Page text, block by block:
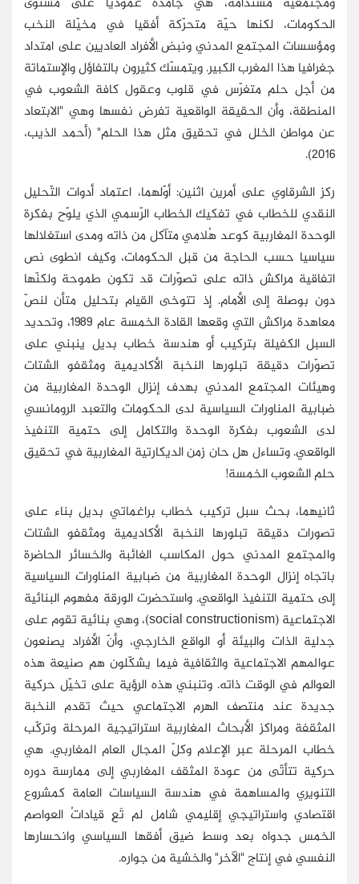
الحكومات، لكنها حيّة متحرّكة أفقيا في مخيّلة النخب
ومؤسسات المجتمع المدني ونبض الأفراد العاديين على امتداد
جغرافيا هذا المغرب الكبير. ويتمسّك كثيرون بالتفاؤل والإستماتة
من أجل حلم متغرّس في قلوب وعقول كافة الشعوب في
المنطقة، وأن الحقيقة الواقعية تفرض نفسها وهي "الابتعاد
عن مواطن الخلل في تحقيق مثل هذا الحلم" (أحمد الذيب،
2016).
ركز الشرقاوي على أمرين اثنين: أوّلهما، اعتماد أدوات التّحليل
النقدي للخطاب في تفكيك الخطاب الرّسمي الذي يلوّح بفكرة
الوحدة المغاربية كوعد هُلامي متآكل من ذاته ومدى استغلالها
سياسيا حسب الحاجة من قبل الحكومات، وكيف انطوى نص
اتفاقية مراكش ذاته على تصوّرات قد تكون طموحة ولكنّها
دون بوصلة إلى الأمام. إذ تتوخى القيام بتحليل متأن لنصّ
معاهدة مراكش التي وقعها القادة الخمسة عام 1989، وتحديد
السبل الكفيلة بتركيب أو هندسة خطاب بديل ينبني على
تصوّرات دقيقة تبلورها النخبة الأكاديمية ومثقفو الشتات
وهيئات المجتمع المدني بهدف إنزال الوحدة المغاربية من
ضبابية المناورات السياسية لدى الحكومات والتعبد الرومانسي
لدى الشعوب بفكرة الوحدة والتكامل إلى حتمية التنفيذ
الواقعي. وتساءل هل حان زمن الديكارتية المغاربية في تحقيق
حلم الشعوب الخمسة!
ثانيهما، بحث سبل تركيب خطاب براغماتي بديل بناء على
تصورات دقيقة تبلورها النخبة الأكاديمية ومثقفو الشتات
والمجتمع المدني حول المكاسب الغائبة والخسائر الحاضرة
باتجاه إنزال الوحدة المغاربية من ضبابية المناورات السياسية
إلى حتمية التنفيذ الواقعي. واستحضرت الورقة مفهوم البنائية
الاجتماعية (social constructionism)، وهي بنائية تقوم على
جدلية الذات والبيئة أو الواقع الخارجي، وأنّ الأفراد يصنعون
عوالمهم الاجتماعية والثقافية فيما يشكّلون هم صنيعة هذه
العوالم في الوقت ذاته. وتنبني هذه الرؤية على تخيّل حركية
جديدة عند منتصف الهرم الاجتماعي حيث تقدم النخبة
المثقفة ومراكز الأبحاث المغاربية استراتيجية المرحلة وتركّب
خطاب المرحلة عبر الإعلام وكلّ المجال العام المغاربي. هي
حركية تتأتّى من عودة المثقف المغاربي إلى ممارسة دوره
التنويري والمساهمة في هندسة السياسات العامة كمشروع
اقتصادي واستراتيجي إقليمي شامل لم تَعِ قياداتُ العواصم
الخمس جدواه بعد وسط ضيق أفقها السياسي وانحسارها
النفسي في إنتاج "الآخر" والخشية من جواره.